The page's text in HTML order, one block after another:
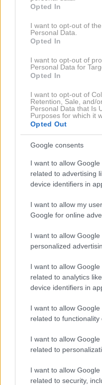
use your data for below
consent section.
Opted In
I want to opt-out of
Personal Data.
Opted In
I want to opt-out of
Personal Data for
Opted In
I want to opt-out of
Retention, Sale, and/
Personal Data that Is
Purposes for which it
Opted Out
Google consents
I want to allow
related to advertising
device identifiers in
I want to allow my
Google for online
I want to allow
personalized
I want to allow
related to analytics
device identifiers in
I want to allow
related to functionality
I want to allow
related to
I want to allow
related to security,
loviti na Madžarskem,
Zaradi slabega
ekipa premaknila proti
še južneje. Primeren
Altopasciem, blizu
na hitrostni rekord.
Slednji je bil del
Unionom in Mercedes-
tehnične premoči. Auto
združitvijo znamk Audi,
tem boju nastopal z
motorji, Mercedes-